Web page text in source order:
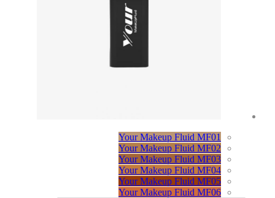
Your Makeup Fluid MF01
Your Makeup Fluid MF02
Your Makeup Fluid MF03
Your Makeup Fluid MF04
Your Makeup Fluid MF05
Your Makeup Fluid MF06